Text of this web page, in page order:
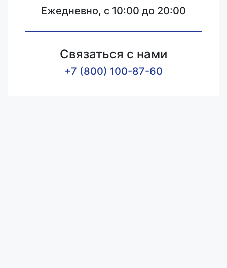
Ежедневно, с 10:00 до 20:00
Связаться с нами
+7 (800) 100-87-60